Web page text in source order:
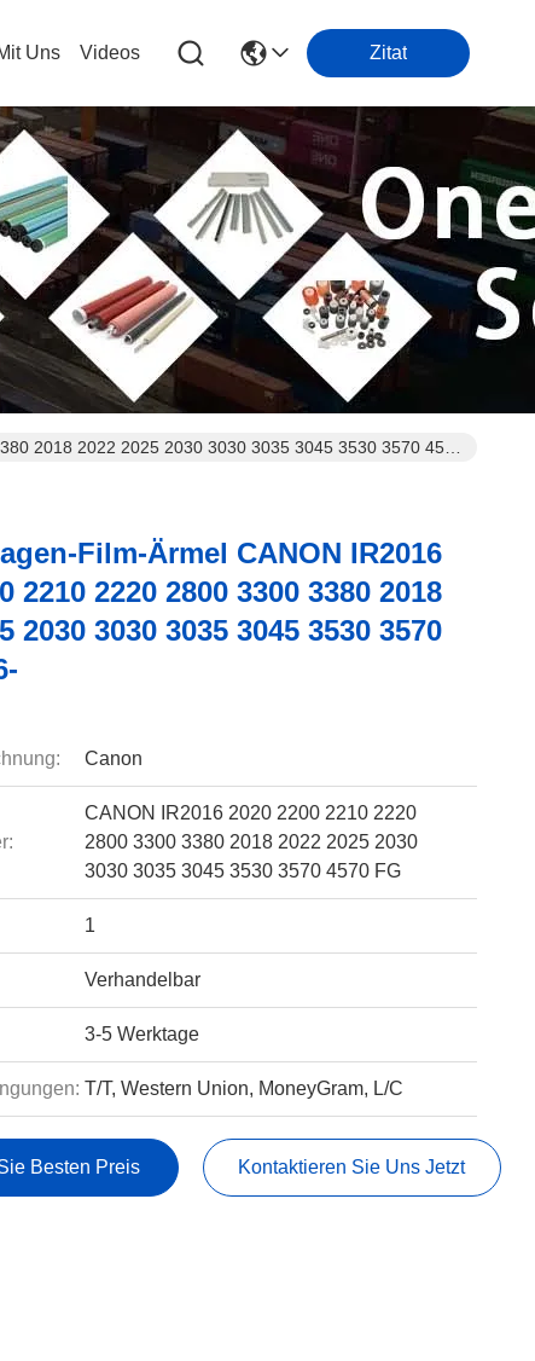
Uns Videos Zitat
2018 2022 2025 2030 3030 3035 3045 3530 3570 4570
Film-Ärmel CANON IR2016
2210 2220 2800 3300 3380 2018
2030 3030 3035 3045 3530 3570
Canon
CANON IR2016 2020 2200 2210 2220
2800 3300 3380 2018 2022 2025 2030
3030 3035 3045 3530 3570 4570 FG
1
Verhandelbar
3-5 Werktage
T/T, Western Union, MoneyGram, L/C
Besten Preis Kontaktieren Sie Uns Jetzt